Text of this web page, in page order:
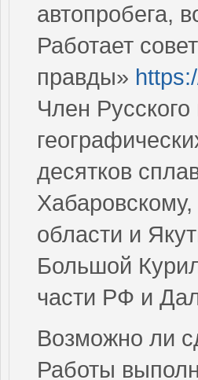
автопробега,
Работает
правды»
Член
десятков
области и
Большой
части РФ и
Возможно ли
Работы